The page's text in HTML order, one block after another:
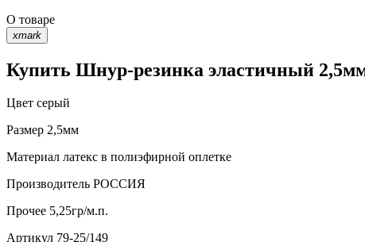
О товаре
xmark
Купить Шнур-резинка эластичный
Цвет серый
Размер 2,5мм
Материал латекс в полиэфирной оплетке
Производитель РОССИЯ
Прочее 5,25гр/м.п.
Артикул 79-25/149